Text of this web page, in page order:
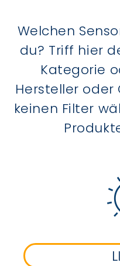
Welchen
du? Triff hier
Kategorie
Hersteller oder
keinen Filter